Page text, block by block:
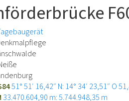
51° 51′ 16,42″ N: 14° 34′ 23,51″ O
33.470.604,90 m: 5.744.948,35 m